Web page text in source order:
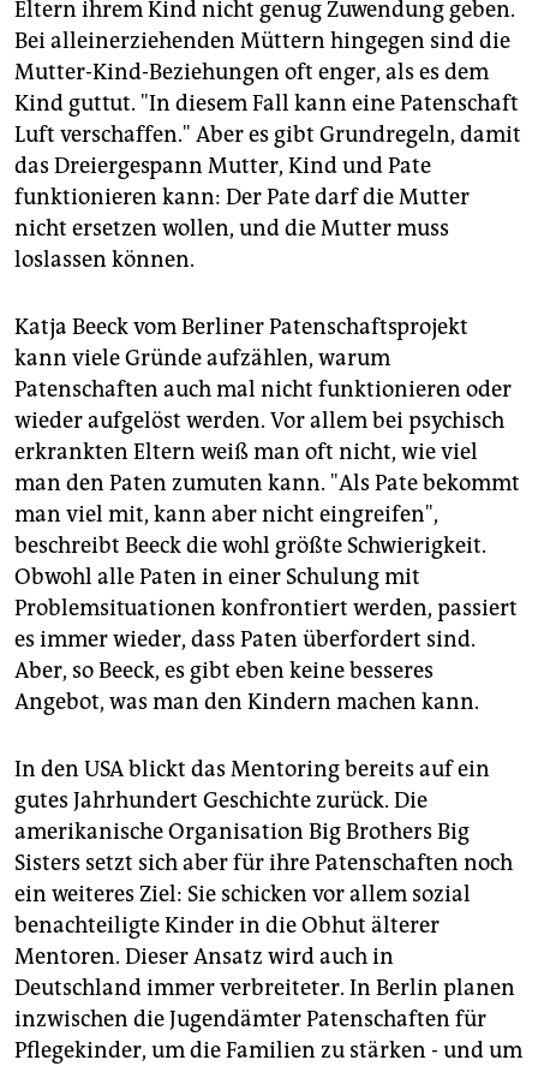
Eltern ihrem Kind nicht genug Zuwendung geben.
Bei alleinerziehenden Müttern hingegen sind die
Mutter-Kind-Beziehungen oft enger, als es dem
Kind guttut. "In diesem Fall kann eine Patenschaft
Luft verschaffen." Aber es gibt Grundregeln, damit
das Dreiergespann Mutter, Kind und Pate
funktionieren kann: Der Pate darf die Mutter
nicht ersetzen wollen, und die Mutter muss
loslassen können.
Katja Beeck vom Berliner Patenschaftsprojekt
kann viele Gründe aufzählen, warum
Patenschaften auch mal nicht funktionieren oder
wieder aufgelöst werden. Vor allem bei psychisch
erkrankten Eltern weiß man oft nicht, wie viel
man den Paten zumuten kann. "Als Pate bekommt
man viel mit, kann aber nicht eingreifen",
beschreibt Beeck die wohl größte Schwierigkeit.
Obwohl alle Paten in einer Schulung mit
Problemsituationen konfrontiert werden, passiert
es immer wieder, dass Paten überfordert sind.
Aber, so Beeck, es gibt eben keine besseres
Angebot, was man den Kindern machen kann.
In den USA blickt das Mentoring bereits auf ein
gutes Jahrhundert Geschichte zurück. Die
amerikanische Organisation Big Brothers Big
Sisters setzt sich aber für ihre Patenschaften noch
ein weiteres Ziel: Sie schicken vor allem sozial
benachteiligte Kinder in die Obhut älterer
Mentoren. Dieser Ansatz wird auch in
Deutschland immer verbreiteter. In Berlin planen
inzwischen die Jugendämter Patenschaften für
Pflegekinder, um die Familien zu stärken - und um